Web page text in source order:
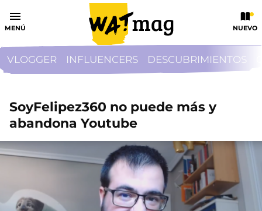
MENÚ NUEVO
VLOGGER INFLUENCERS DESCUBRIMIENTOS
SoyFelipez360 no puede más y
abandona Youtube